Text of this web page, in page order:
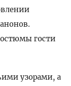
гости
узорами, а